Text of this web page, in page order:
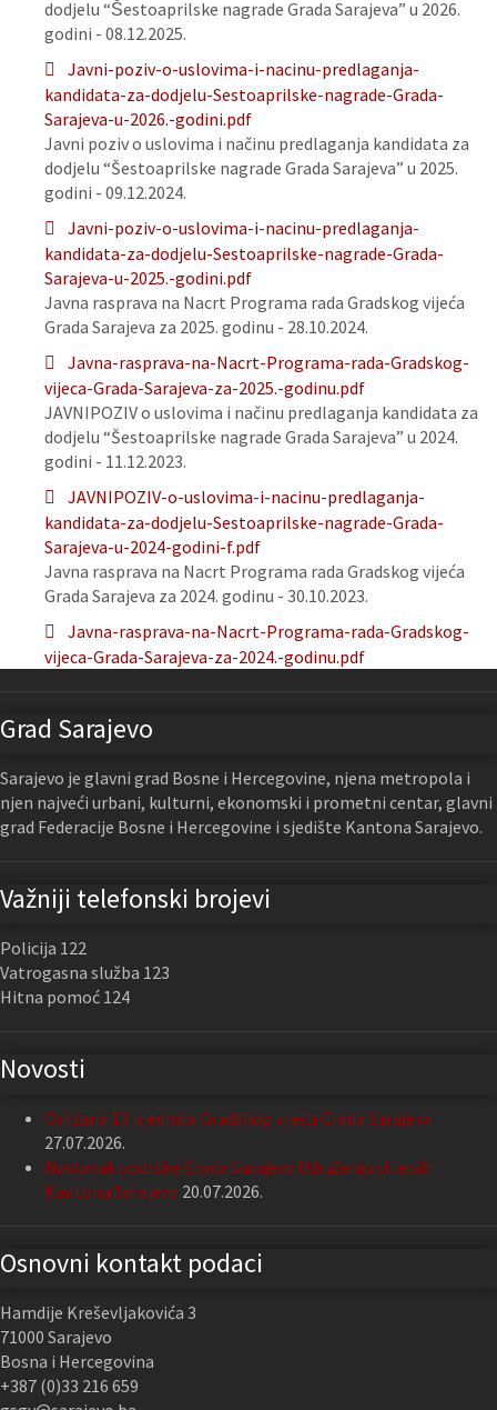
dodjelu “Šestoaprilske nagrade Grada Sarajeva” u 2026.
godini - 08.12.2025.
Javni-poziv-o-uslovima-i-nacinu-predlaganja-
kandidata-za-dodjelu-Sestoaprilske-nagrade-Grada-
Sarajeva-u-2026.-godini.pdf
Javni poziv o uslovima i načinu predlaganja kandidata za
dodjelu “Šestoaprilske nagrade Grada Sarajeva” u 2025.
godini - 09.12.2024.
Javni-poziv-o-uslovima-i-nacinu-predlaganja-
kandidata-za-dodjelu-Sestoaprilske-nagrade-Grada-
Sarajeva-u-2025.-godini.pdf
Javna rasprava na Nacrt Programa rada Gradskog vijeća
Grada Sarajeva za 2025. godinu - 28.10.2024.
Javna-rasprava-na-Nacrt-Programa-rada-Gradskog-
vijeca-Grada-Sarajeva-za-2025.-godinu.pdf
JAVNIPOZIV o uslovima i načinu predlaganja kandidata za
dodjelu “Šestoaprilske nagrade Grada Sarajeva” u 2024.
godini - 11.12.2023.
JAVNIPOZIV-o-uslovima-i-nacinu-predlaganja-
kandidata-za-dodjelu-Sestoaprilske-nagrade-Grada-
Sarajeva-u-2024-godini-f.pdf
Javna rasprava na Nacrt Programa rada Gradskog vijeća
Grada Sarajeva za 2024. godinu - 30.10.2023.
Javna-rasprava-na-Nacrt-Programa-rada-Gradskog-
vijeca-Grada-Sarajeva-za-2024.-godinu.pdf
Grad Sarajevo
Sarajevo je glavni grad Bosne i Hercegovine, njena metropola i
njen najveći urbani, kulturni, ekonomski i prometni centar, glavni
grad Federacije Bosne i Hercegovine i sjedište Kantona Sarajevo.
Važniji telefonski brojevi
Policija 122
Vatrogasna služba 123
Hitna pomoć 124
Novosti
Održana 13. sjednica Gradskog vijeća Grada Sarajeva
27.07.2026.
Nastavak podrške Grada Sarajeva Udruženju slijepih
Kantona Sarajevo 20.07.2026.
Osnovni kontakt podaci
Hamdije Kreševljakovića 3
71000 Sarajevo
Bosna i Hercegovina
+387 (0)33 216 659